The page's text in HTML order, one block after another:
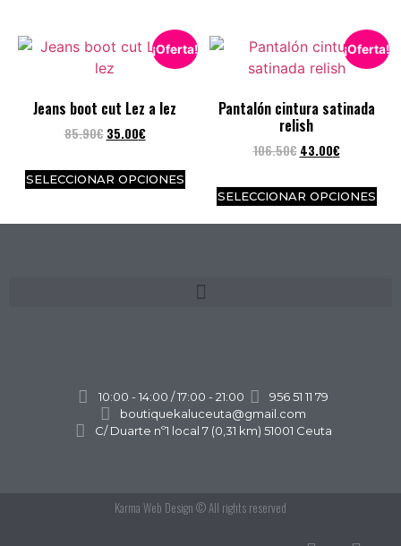
¡Oferta!
Jeans boot cut Lez a lez
85.90€ 35.00€
SELECCIONAR OPCIONES
¡Oferta!
Pantalón cintura satinada
relish
106.50€ 43.00€
SELECCIONAR OPCIONES
10:00 - 14:00 / 17:00 - 21:00
956 51 11 79
boutiquekaluceuta@gmail.com
C/ Duarte nº1 local 7 (0,31 km) 51001 Ceuta
Karma Web Design © All rights reserved